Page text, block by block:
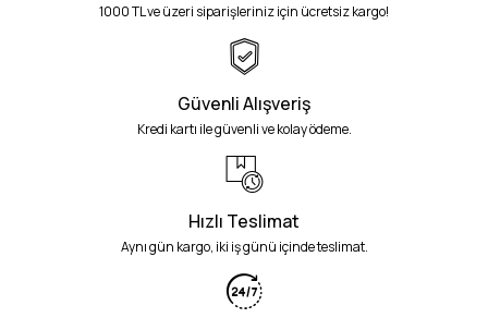
1000 TL ve üzeri siparişleriniz için ücretsiz kargo!
Güvenli Alışveriş
Kredi kartı ile güvenli ve kolay ödeme.
Hızlı Teslimat
Aynı gün kargo, iki iş günü içinde teslimat.